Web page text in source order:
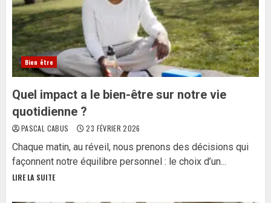
Bien être
Quel impact a le bien-être sur notre vie
quotidienne ?
PASCAL CABUS 23 FÉVRIER 2026
Chaque matin, au réveil, nous prenons des décisions qui
façonnent notre équilibre personnel : le choix d’un...
LIRE LA SUITE